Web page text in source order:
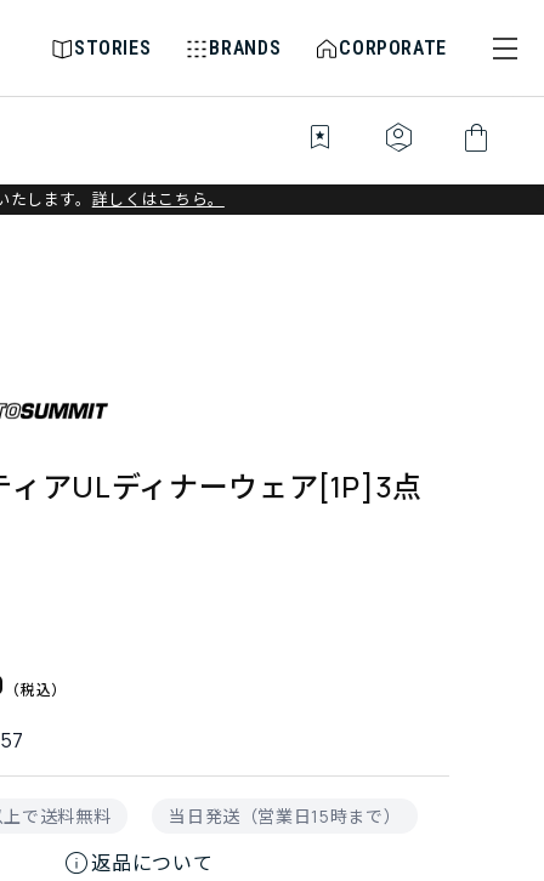
STORIES BRANDS CORPORATE
bookmark_star identity_platform shopping_bag
します。 詳しくはこちら。
ィアULディナーウェア[1P]3点
で送料無料 当日発送（営業日15時まで）
info返品について